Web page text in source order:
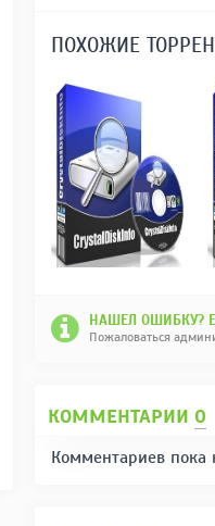
ПОХОЖИЕ
НАШЕЛ ОШИБКУ?
Пожаловаться
КОММЕНТАРИИ 0
Комментариев пока